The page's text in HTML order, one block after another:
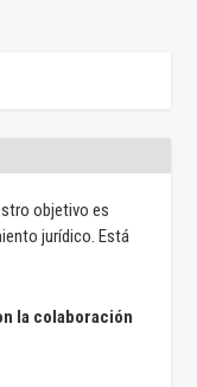
objetivo es
jurídico. Está
la colaboración